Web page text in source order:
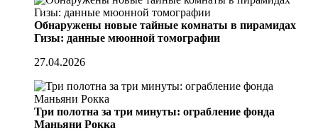
Обнаружены новые тайные комнаты в пирамидах
Гизы: данные мюонной томографии
27.04.2026
Три полотна за три минуты: ограбление фонда
Маньяни Рокка